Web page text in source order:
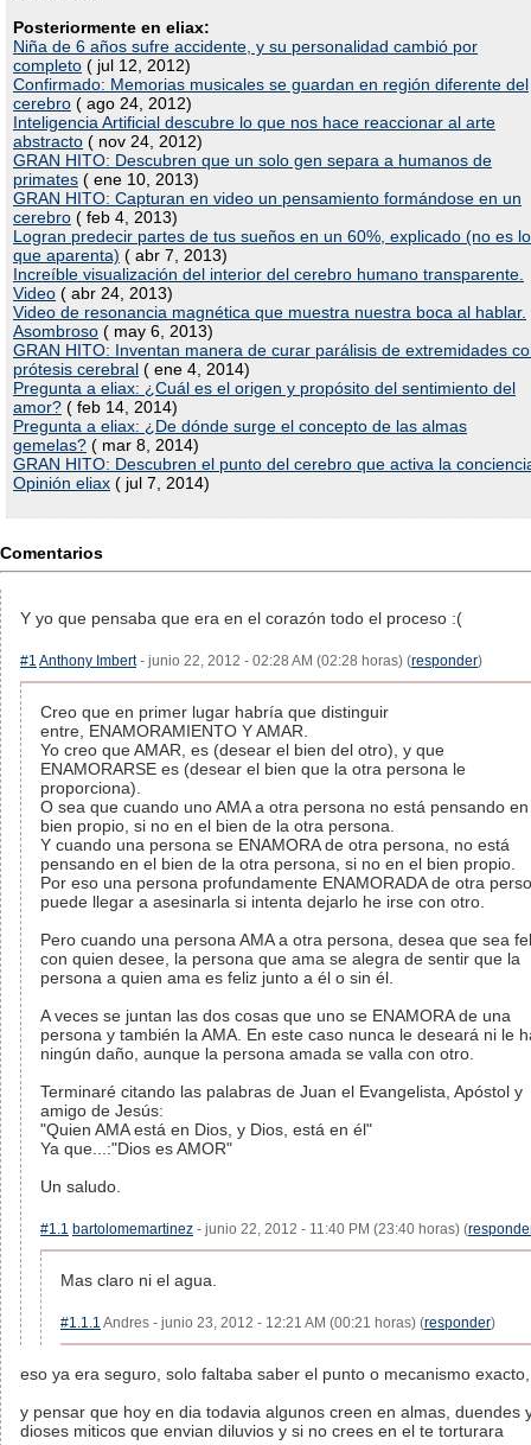
Posteriormente en eliax:
Niña de 6 años sufre accidente, y su personalidad cambió por
completo ( jul 12, 2012)
Confirmado: Memorias musicales se guardan en región diferente del
cerebro ( ago 24, 2012)
Inteligencia Artificial descubre lo que nos hace reaccionar al arte
abstracto ( nov 24, 2012)
GRAN HITO: Descubren que un solo gen separa a humanos de
primates ( ene 10, 2013)
GRAN HITO: Capturan en video un pensamiento formándose en un
cerebro ( feb 4, 2013)
Logran predecir partes de tus sueños en un 60%, explicado (no es lo
que aparenta) ( abr 7, 2013)
Increíble visualización del interior del cerebro humano transparente.
Video ( abr 24, 2013)
Video de resonancia magnética que muestra nuestra boca al hablar.
Asombroso ( may 6, 2013)
GRAN HITO: Inventan manera de curar parálisis de extremidades
prótesis cerebral ( ene 4, 2014)
Pregunta a eliax: ¿Cuál es el origen y propósito del sentimiento del
amor? ( feb 14, 2014)
Pregunta a eliax: ¿De dónde surge el concepto de las almas
gemelas? ( mar 8, 2014)
GRAN HITO: Descubren el punto del cerebro que activa la
Opinión eliax ( jul 7, 2014)
Comentarios
Y yo que pensaba que era en el corazón todo el proceso :(
#1 Anthony Imbert- junio 22, 2012 - 02:28 AM (02:28 horas) (responder)
Creo que en primer lugar habría que distinguir
entre, ENAMORAMIENTO Y AMAR.
Yo creo que AMAR, es (desear el bien del otro), y que
ENAMORARSE es (desear el bien que la otra persona le
proporciona).
O sea que cuando uno AMA a otra persona no está pensando
bien propio, si no en el bien de la otra persona.
Y cuando una persona se ENAMORA de otra persona, no está
pensando en el bien de la otra persona, si no en el bien propio.
Por eso una persona profundamente ENAMORADA de otra
puede llegar a asesinarla si intenta dejarlo he irse con otro.
Pero cuando una persona AMA a otra persona, desea que sea
con quien desee, la persona que ama se alegra de sentir que la
persona a quien ama es feliz junto a él o sin él.
A veces se juntan las dos cosas que uno se ENAMORA de una
persona y también la AMA. En este caso nunca le deseará ni le
ningún daño, aunque la persona amada se valla con otro.
Terminaré citando las palabras de Juan el Evangelista, Apóstol y
amigo de Jesús:
"Quien AMA está en Dios, y Dios, está en él"
Ya que...:"Dios es AMOR"
Un saludo.
#1.1 bartolomemartinez - junio 22, 2012 - 11:40 PM (23:40 horas) (
Mas claro ni el agua.
#1.1.1 Andres - junio 23, 2012 - 12:21 AM (00:21 horas) (responder)
eso ya era seguro, solo faltaba saber el punto o mecanismo exacto,
y pensar que hoy en dia todavia algunos creen en almas, duendes
dioses miticos que envian diluvios y si no crees en el te torturara